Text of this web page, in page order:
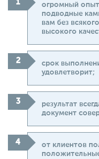
огромный
подводные
вам без
высокого
срок
удовлетворит;
результат
документ
от клиентов